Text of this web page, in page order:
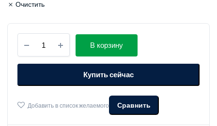
Очистить
отпариватель
Xiaomi
Daewoo
045
В корзину
Купить сейчас
Добавить в список желаемого Сравнить